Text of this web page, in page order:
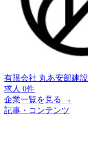
有限会社 丸あ安部建設
求人 0件
企業一覧を見る →
記事・コンテンツ